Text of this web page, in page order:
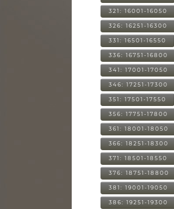
321: 16001-16050
326: 16251-16300
331: 16501-16550
336: 16751-16800
341: 17001-17050
346: 17251-17300
351: 17501-17550
356: 17751-17800
361: 18001-18050
366: 18251-18300
371: 18501-18550
376: 18751-18800
381: 19001-19050
386: 19251-19300